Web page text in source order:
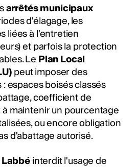
arrêtés municipaux
d'élagage, les
liées à l'entretien
et parfois la protection
LePlan Local
peut imposer des
espaces boisés classés
coefficient de
maintenir un pourcentage
ou encore obligation
d'abattage autorisé.
interdit l'usage de